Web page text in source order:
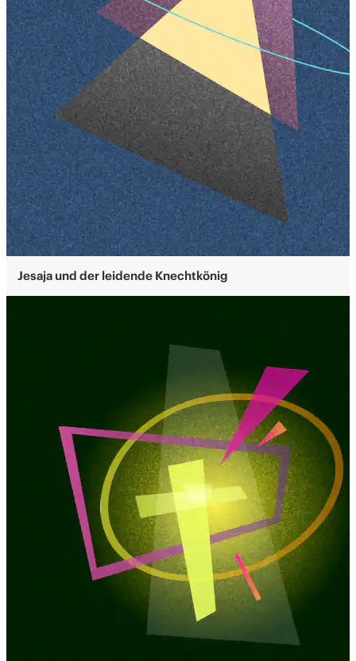
Jesaja und der leidende Knechtkönig